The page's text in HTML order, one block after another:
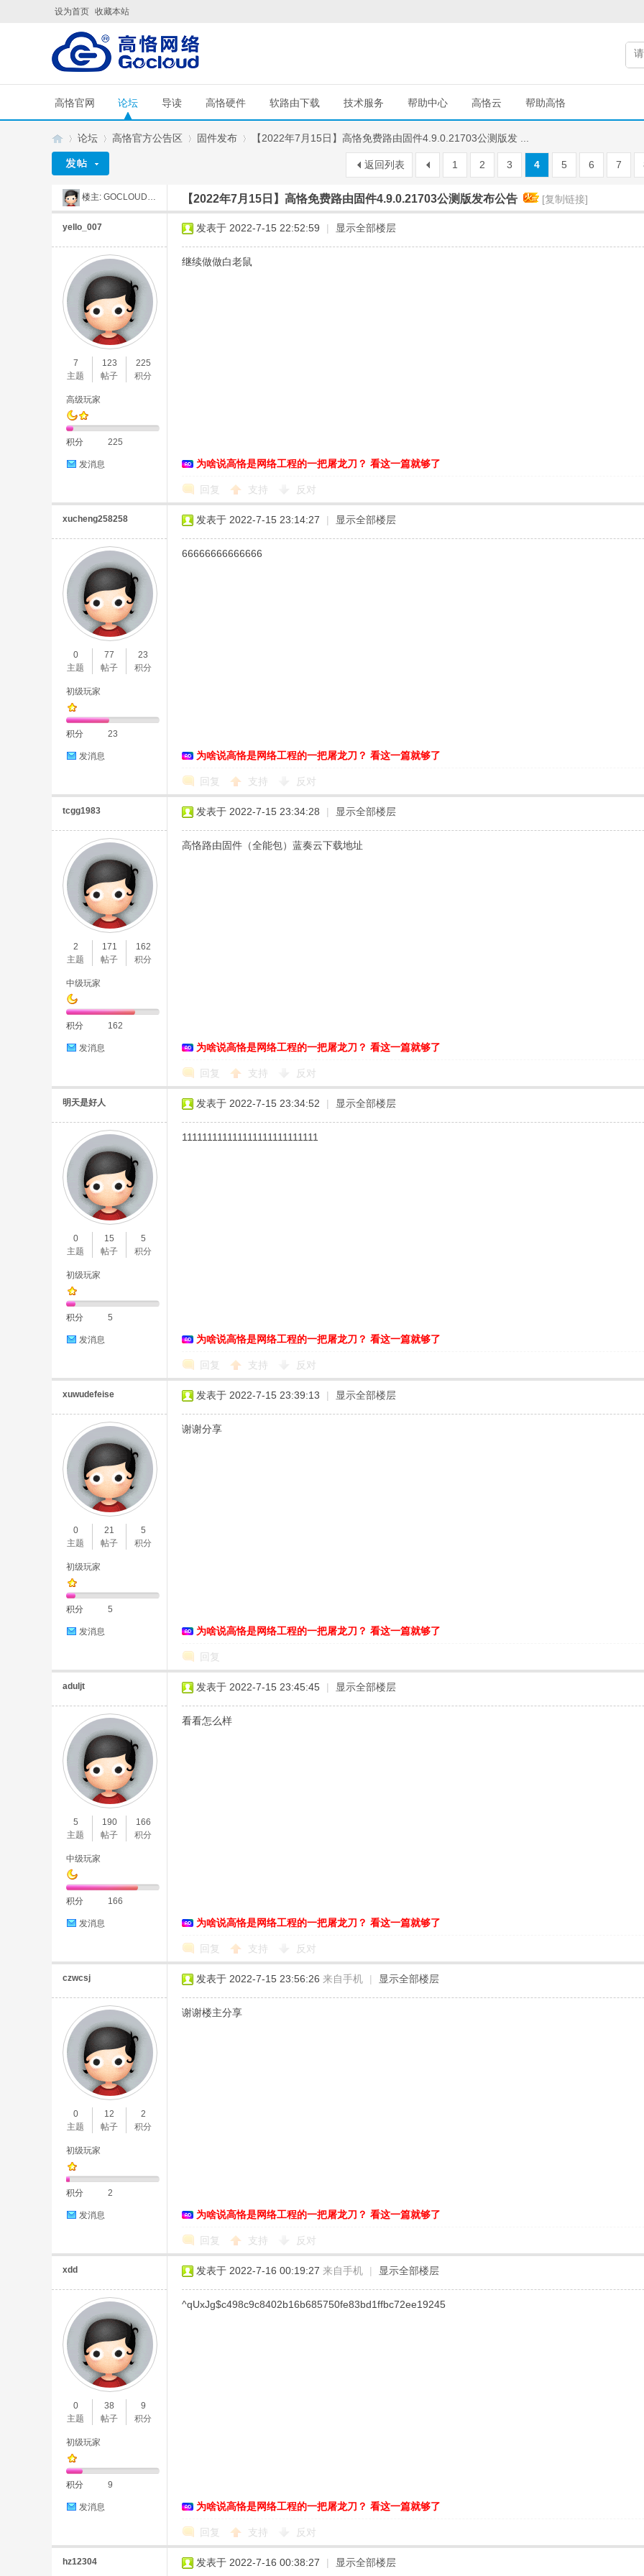
设为首页 收藏本站
高恪官网 论坛 导读 高恪硬件 软路由下载 技术服务 帮助中心 高恪云 帮助高恪
»
论坛
›
高恪官方公告区 固件发布
›
【2022年7月15日】高恪免费路由固件4.9.0.21703公测版发 ...
1 2 3 4 5 6 7
返回列表
楼主: GOCLOUD刘工 【2022年7月15日】高恪免费路由固件4.9.0.21703公测版发布公告 [复制链接]
yello_007
7
主题
123
帖子
225
积分
高级玩家
积分 225
发消息
发表于 2022-7-15 22:52:59 | 显示全部楼层
继续做做白老鼠
为啥说高恪是网络工程的一把屠龙刀？ 看这一篇就够了
回复 支持 反对
xucheng258258
0
主题
77
帖子
23
积分
初级玩家
积分 23
发消息
发表于 2022-7-15 23:14:27 | 显示全部楼层
66666666666666
为啥说高恪是网络工程的一把屠龙刀？ 看这一篇就够了
回复 支持 反对
tcgg1983
2
主题
171
帖子
162
积分
中级玩家
积分 162
发消息
发表于 2022-7-15 23:34:28 | 显示全部楼层
高恪路由固件（全能包）蓝奏云下载地址
为啥说高恪是网络工程的一把屠龙刀？ 看这一篇就够了
回复 支持 反对
明天是好人
0
主题
15
帖子
5
积分
初级玩家
积分 5
发消息
发表于 2022-7-15 23:34:52 | 显示全部楼层
111111111111111111111111111
为啥说高恪是网络工程的一把屠龙刀？ 看这一篇就够了
回复 支持 反对
xuwudefeise
0
主题
21
帖子
5
积分
初级玩家
积分 5
发消息
发表于 2022-7-15 23:39:13 | 显示全部楼层
谢谢分享
为啥说高恪是网络工程的一把屠龙刀？ 看这一篇就够了
回复
aduljt
5
主题
190
帖子
166
积分
中级玩家
积分 166
发消息
发表于 2022-7-15 23:45:45 | 显示全部楼层
看看怎么样
为啥说高恪是网络工程的一把屠龙刀？ 看这一篇就够了
回复 支持 反对
czwcsj
0
主题
12
帖子
2
积分
初级玩家
积分 2
发消息
发表于 2022-7-15 23:56:26 来自手机 | 显示全部楼层
谢谢楼主分享
为啥说高恪是网络工程的一把屠龙刀？ 看这一篇就够了
回复 支持 反对
xdd
0
主题
38
帖子
9
积分
初级玩家
积分 9
发消息
发表于 2022-7-16 00:19:27 来自手机 | 显示全部楼层
^qUxJg$c498c9c8402b16b685750fe83bd1ffbc72ee19245
为啥说高恪是网络工程的一把屠龙刀？ 看这一篇就够了
回复 支持 反对
hz12304 发表于 2022-7-16 00:38:27 | 显示全部楼层